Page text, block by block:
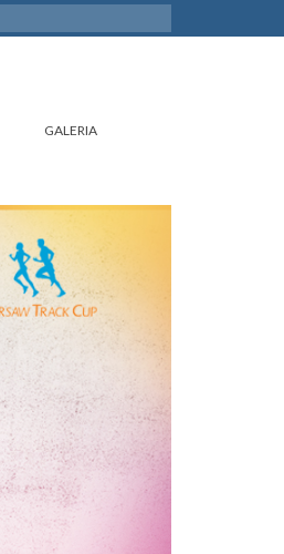
GALERIA